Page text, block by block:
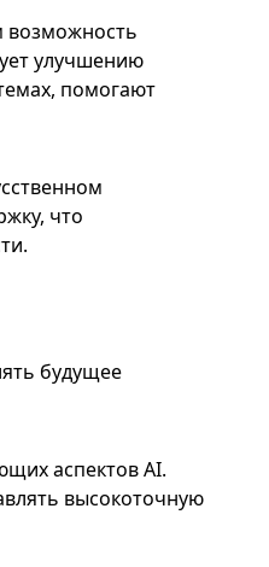
возможность
улучшению
помогают
что
будущее
аспектов AI.
высокоточную